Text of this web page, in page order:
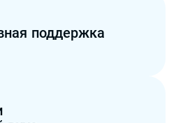
поддержка